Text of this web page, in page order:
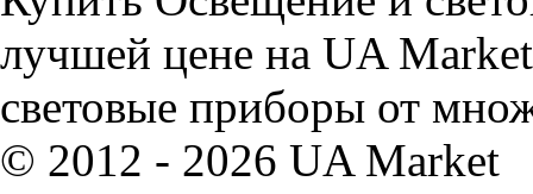
лучшей цене на UA
световые приборы от
© 2012 - 2026 UA Market